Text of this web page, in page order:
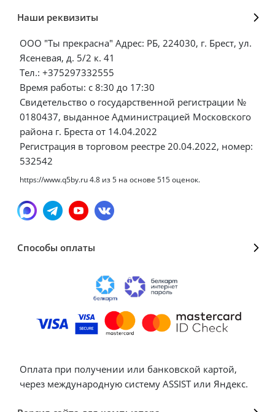
Наши реквизиты
ООО "Ты прекрасна" Адрес: РБ, 224030, г. Брест, ул.
Ясеневая, д. 5/2 к. 41
Тел.: +375297332555
Время работы: с 8:30 до 17:30
Свидетельство о государственной регистрации №
0180437, выданное Администрацией Московского
района г. Бреста от 14.04.2022
Регистрация в торговом реестре 20.04.2022, номер:
532542
https://www.q5by.ru4.8 из5 на основе 515оценок.
Способы оплаты
Оплата при получении или банковской картой,
через международную систему ASSIST или Яндекс.